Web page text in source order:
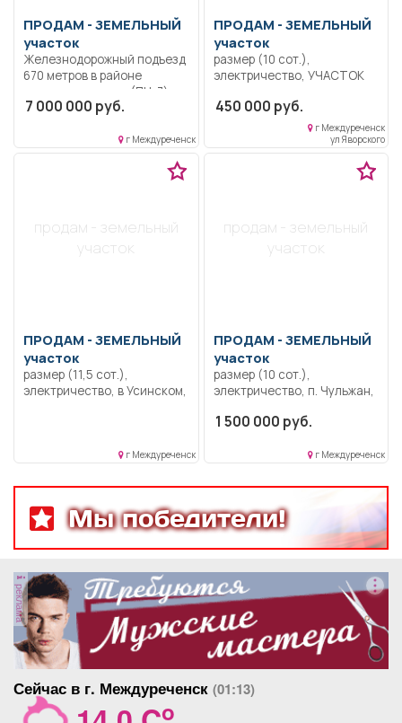
ПРОДАМ - ЗЕМЕЛЬНЫЙ
участок
Железнодорожный подъезд
670 метров в районе
поселка камешок (ПЧ-7) с
земельным участком 2гк.
оформить большую
площадь участка.
7 000 000 руб.
г Междуреченск
ПРОДАМ - ЗЕМЕЛЬНЫЙ
участок
размер (10 сот.),
электричество, УЧАСТОК
нового здания, в
450 000 руб.
г Междуреченск
ул Яворского
продам - земельный
участок
ПРОДАМ - ЗЕМЕЛЬНЫЙ
участок
размер (11,5 сот.),
электричество, в Усинском,
г Междуреченск
продам - земельный
участок
ПРОДАМ - ЗЕМЕЛЬНЫЙ
участок
размер (10 сот.),
электричество, п. Чульжан,
рядом с остановкой.
практически подведено,
метрах .Отсыпано половина
участка под дом, забиты
сваи. Рядом лес, до реки
300 метров.
1 500 000 руб.
г Междуреченск
Мы победители!
реклама
Сейчас в г. Междуреченск (01:13)
o